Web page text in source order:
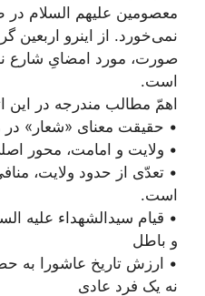
معصومین علیهم السلام
نمى‌‏خورد. از اینرو اربعين
صورت، مورد امضایِ شارع
است.
اهمّ مطالب مندرجه در این
• حقیقت معنای «شعار»
• ولایت و امامت، محور
• تعدّی از حدود ولایت،
است.
• قیام سیدالشهداء علیه
و باطل
• ارزش تاریخ عاشورا به
نه یک فرد عادی